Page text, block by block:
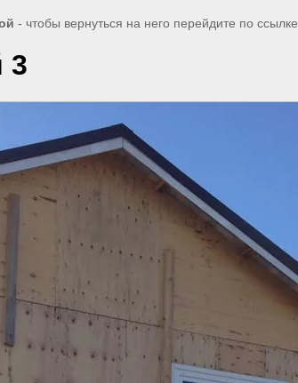
- чтобы вернуться на него перейдите по ссылке
3